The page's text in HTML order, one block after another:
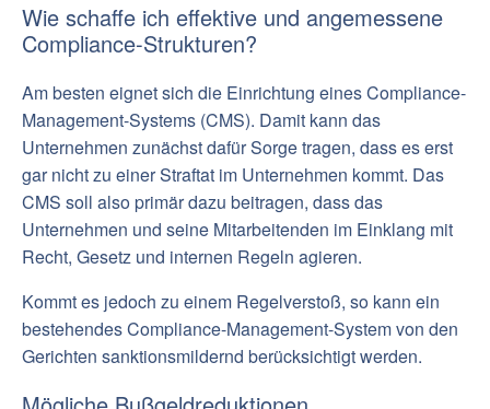
Wie schaffe ich effektive und angemessene
Compliance-Strukturen?
Am besten eignet sich die Einrichtung eines Compliance-
Management-Systems (CMS). Damit kann das
Unternehmen zunächst dafür Sorge tragen, dass es erst
gar nicht zu einer Straftat im Unternehmen kommt. Das
CMS soll also primär dazu beitragen, dass das
Unternehmen und seine Mitarbeitenden im Einklang mit
Recht, Gesetz und internen Regeln agieren.
Kommt es jedoch zu einem Regelverstoß, so kann ein
bestehendes Compliance-Management-System von den
Gerichten sanktionsmildernd berücksichtigt werden.